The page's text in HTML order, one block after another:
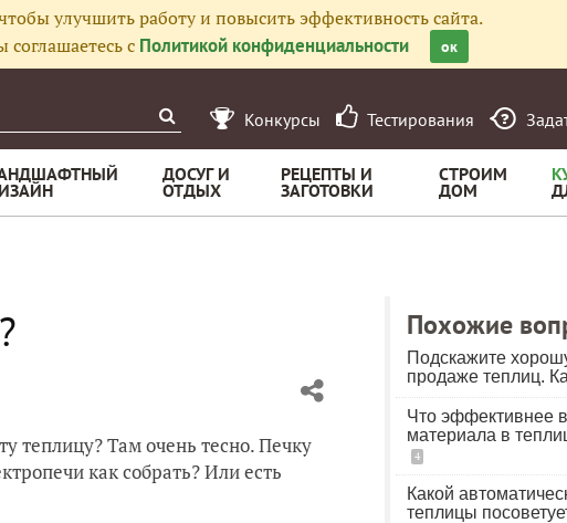
улучшить работу и повысить эффективность сайта.
с Политикой конфиденциальности ок
Конкурсы Тестирования
ДОСУГ И
ОТДЫХ
РЕЦЕПТЫ И
ЗАГОТОВКИ
СТРОИМ
ДОМ
теплицу? Там очень тесно. Печку
как собрать? Или есть
Похожие
Подскажите
продаже теплиц.
Что эффективнее
материала в
4
Какой
теплицы